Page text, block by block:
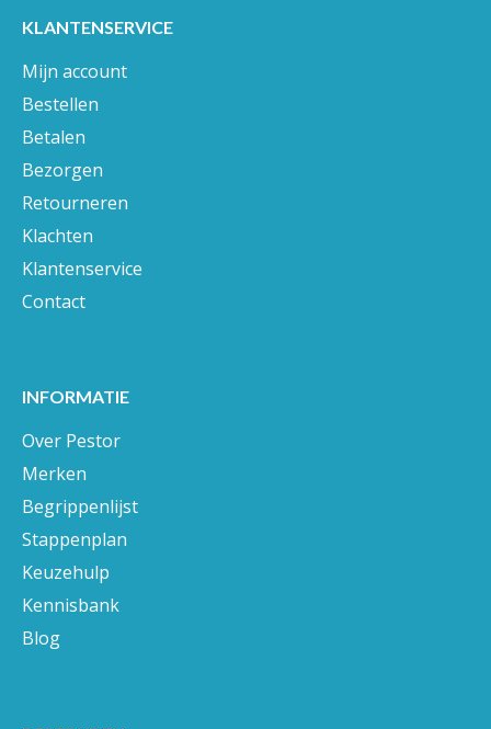
KLANTENSERVICE
Mijn account
Bestellen
Betalen
Bezorgen
Retourneren
Klachten
Klantenservice
Contact
INFORMATIE
Over Pestor
Merken
Begrippenlijst
Stappenplan
Keuzehulp
Kennisbank
Blog